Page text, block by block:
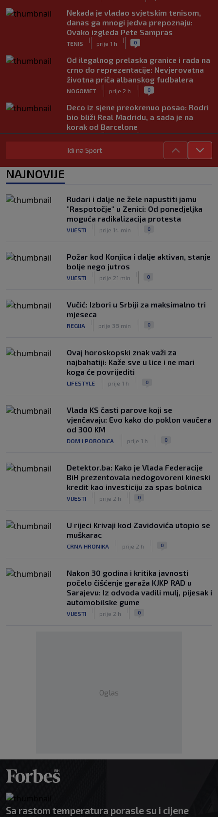
Nekada je vladao svjetskim tenisom,
danas ga mnogi jedva prepoznaju:
Ovako izgleda Pete Sampras
TENIS
|
prije 1 h
| 0
Od ilegalnog prelaska granice i rada na
crno do reprezentacije: Nevjerovatna
životna priča albanskog fudbalera
NOGOMET
|
prije 2 h
| 0
Deco iz sjene preokrenuo posao: Rodri
bio bliži Real Madridu, a sada je na
korak od Barcelone
| |
River Plate napravio veliki posao:
Gasol savjetovao Wembanyamu:
Najopasniji je u reketu, ali mora
dodatno ojačati
KOŠARKA
|
prije 2 h 0
Idi na Sport
NAJNOVIJE
Rudari i dalje ne žele napustiti jamu
"Raspotočje" u Zenici: Od ponedjeljka
moguća radikalizacija protesta
VIJESTI prije 14 min 0
Požar kod Konjica i dalje aktivan, stanje
bolje nego jutros
VIJESTI prije 21 min 0
Vučić: Izbori u Srbiji za maksimalno tri
mjeseca
REGIJA prije 38 min 0
Ovaj horoskopski znak važi za
najbahatiji: Kaže sve u lice i ne mari
koga će povrijediti
LIFESTYLE prije 1 h 0
Vlada KS časti parove koji se
vjenčavaju: Evo kako do poklon vaučera
od 300 KM
DOM I PORODICA prije 1 h 0
Detektor.ba: Kako je Vlada Federacije
BiH prezentovala nedogovoreni kineski
kredit kao investiciju za spas bolnica
VIJESTI prije 2 h 0
U rijeci Krivaji kod Zavidovića utopio se
muškarac
CRNA HRONIKA prije 2 h 0
Nakon 30 godina i kritika javnosti
počelo čišćenje garaža KJKP RAD u
Sarajevu: Iz odvoda vadili mulj, pijesak i
automobilske gume
VIJESTI prije 2 h 0
Oglas
Sa rastom temperatura porasle su i cijene